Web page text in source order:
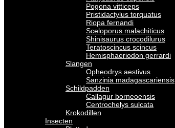
Pogona vitticeps
Pristidactylus torquatus
Riopa fernandi
Sceloporus malachiticus
Shinisaurus crocodilurus
Teratoscincus scincus
Hemisphaeriodon gerrardi
Slangen
Opheodrys aestivus
Sanzinia madagascariensis
Schildpadden
Callagur borneoensis
Centrochelys sulcata
Krokodillen
Insecten